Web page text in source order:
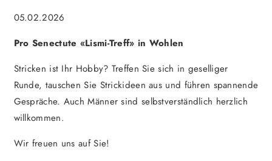
05.02.2026
Pro Senectute «Lismi-Treff» in Wohlen
Stricken ist Ihr Hobby? Treffen Sie sich in geselliger
Runde, tauschen Sie Strickideen aus und führen spannende
Gespräche. Auch Männer sind selbstverständlich herzlich
willkommen.
Wir freuen uns auf Sie!